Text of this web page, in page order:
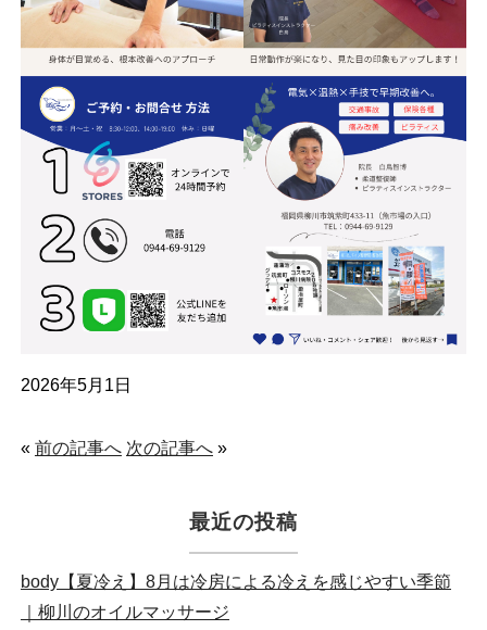
2026年5月1日
« 前の記事へ 次の記事へ»
最近の投稿
body【夏冷え】8月は冷房による冷えを感じやすい季節
｜柳川のオイルマッサージ